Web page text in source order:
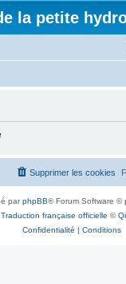
la petite
Supprimer les cookies
parphpBB® Forum Software ©
Traduction française officielle ©
Confidentialité | Conditions